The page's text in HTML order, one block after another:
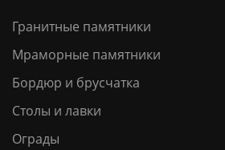
Гранитные памятники
Мраморные памятники
Бордюр и брусчатка
Столы и лавки
Ограды